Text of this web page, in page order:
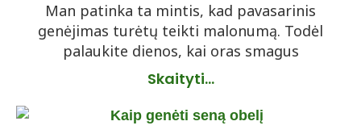
Man patinka ta mintis, kad pavasarinis
genėjimas turėtų teikti malonumą. Todėl
palaukite dienos, kai oras smagus
Skaityti...